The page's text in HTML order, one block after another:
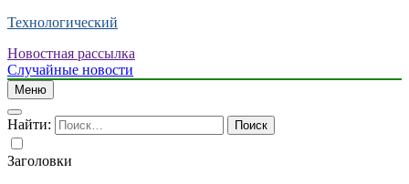
Технологический
Новостная рассылка
Случайные новости
Меню
Найти:
Заголовки